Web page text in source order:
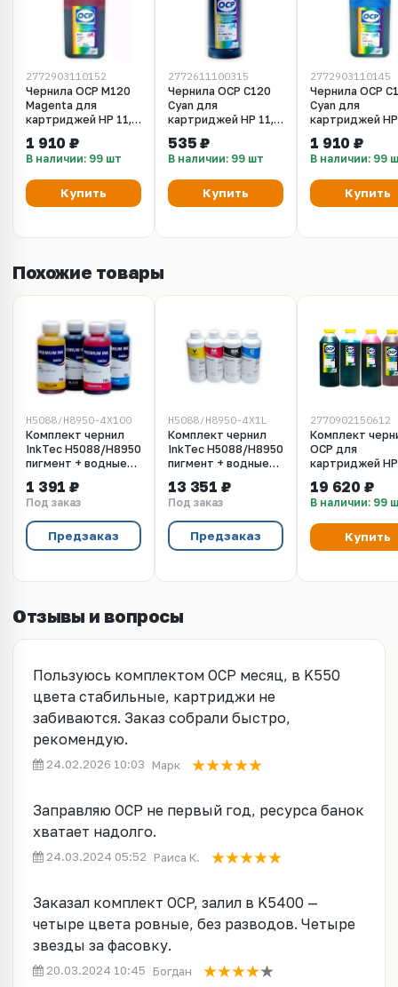
2772903110152
Чернила OCP M120
Magenta для
картриджей HP 11,
1 910 ₽
В наличии: 99 шт
Купить
2772611100315
Чернила OCP C120
Cyan для
картриджей HP 11,
535 ₽
В наличии: 99 шт
Купить
2772903110145
Чернила OCP
Cyan для
картриджей
1 910 ₽
В наличии: 99
Купить
Похожие товары
H5088/H8950-4X100
Комплект чернил
InkTec H5088/H8950
пигмент + водные
(4x100 мл)
1 391 ₽
Под заказ
Предзаказ
H5088/H8950-4X1L
Комплект чернил
InkTec H5088/H8950
пигмент + водные
(4x1000 мл)
13 351 ₽
Под заказ
Предзаказ
2770902150612
Комплект
OCP для
картриджей HP
K5400 и др.)
BKP 249, C, M,
1000 gr x 4
19 620 ₽
В наличии: 99
Купить
Отзывы и вопросы
Пользуюсь комплектом OCP месяц, в K550
цвета стабильные, картриджи не
забиваются. Заказ собрали быстро,
рекомендую.
24.02.2026 10:03 Марк
Заправляю OCP не первый год, ресурса банок
хватает надолго.
24.03.2024 05:52 Раиса К.
Заказал комплект OCP, залил в K5400 —
четыре цвета ровные, без разводов. Четыре
звезды за фасовку.
20.03.2024 10:45 Богдан